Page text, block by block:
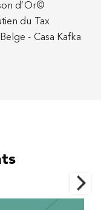
d’Or©
du Tax
- Casa Kafka